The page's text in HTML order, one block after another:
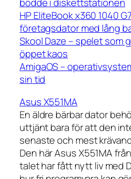
HP EliteBook x360 1040
företagsdator med lång
Skool Daze – spelet som
öppet kaos
AmigaOS –
sin tid
Asus X551MA
En äldre bärbar dator
uttjänt bara för att den
senaste och mest
Den här Asus X551MA
talet har fått nytt liv med